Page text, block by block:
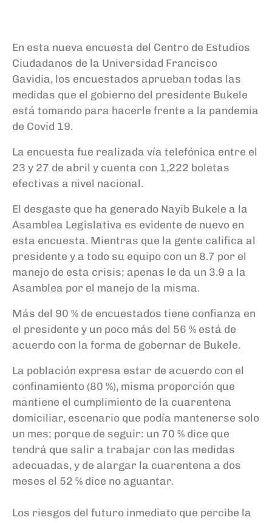
En esta nueva encuesta del Centro de Estudios
Ciudadanos de la Universidad Francisco
Gavidia, los encuestados aprueban todas las
medidas que el gobierno del presidente Bukele
está tomando para hacerle frente a la pandemia
de Covid 19.
La encuesta fue realizada vía telefónica entre el
23 y 27 de abril y cuenta con 1,222 boletas
efectivas a nivel nacional.
El desgaste que ha generado Nayib Bukele a la
Asamblea Legislativa es evidente de nuevo en
esta encuesta. Mientras que la gente califica al
presidente y a todo su equipo con un 8.7 por el
manejo de esta crisis; apenas le da un 3.9 a la
Asamblea por el manejo de la misma.
Más del 90 % de encuestados tiene confianza en
el presidente y un poco más del 56 % está de
acuerdo con la forma de gobernar de Bukele.
La población expresa estar de acuerdo con el
confinamiento (80 %), misma proporción que
mantiene el cumplimiento de la cuarentena
domiciliar, escenario que podía mantenerse solo
un mes; porque de seguir: un 70 % dice que
tendrá que salir a trabajar con las medidas
adecuadas, y de alargar la cuarentena a dos
meses el 52 % dice no aguantar.
Los riesgos del futuro inmediato que percibe la